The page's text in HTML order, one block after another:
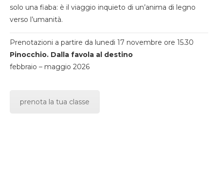
solo una fiaba: è il viaggio inquieto di un’anima di legno
verso l’umanità.
Prenotazioni a partire da lunedi 17 novembre ore 15.30
Pinocchio. Dalla favola al destino
febbraio – maggio 2026
prenota la tua classe